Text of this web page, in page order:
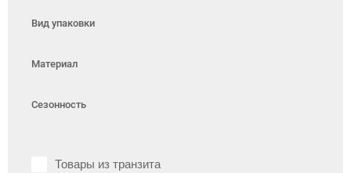
Вид упаковки
Материал
Сезонность
Товары из транзита